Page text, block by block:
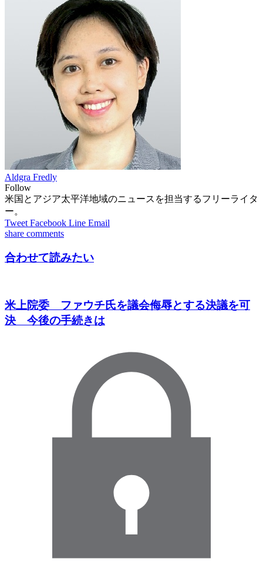
Aldgra Fredly
Follow
米国とアジア太平洋地域のニュースを担当するフリーライタ
ー。
Tweet Facebook Line Email
share comments
合わせて読みたい
米上院委 ファウチ氏を議会侮辱とする決議を可
決 今後の手続きは